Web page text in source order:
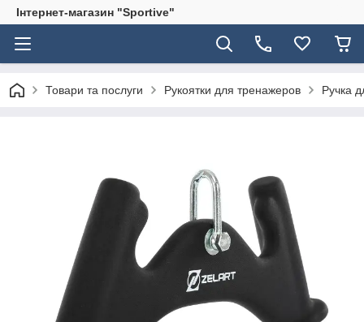
Інтернет-магазин "Sportive"
Товари та послуги Рукоятки для тренажеров Ручка